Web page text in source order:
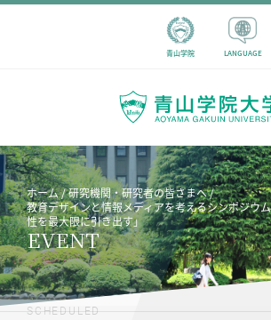
青山学院 LANGUAGE
ホーム
研究機関・研究者の皆さまへ
教育デザインと情報メディアを考えるシンポジウ
性を最大限に引き出す」
EVENT
SCHEDULED